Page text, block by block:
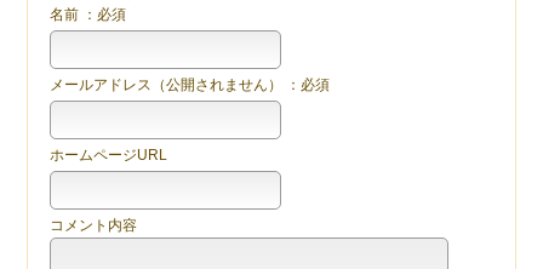
名前 ：必須
メールアドレス（公開されません） ：必須
ホームページURL
コメント内容